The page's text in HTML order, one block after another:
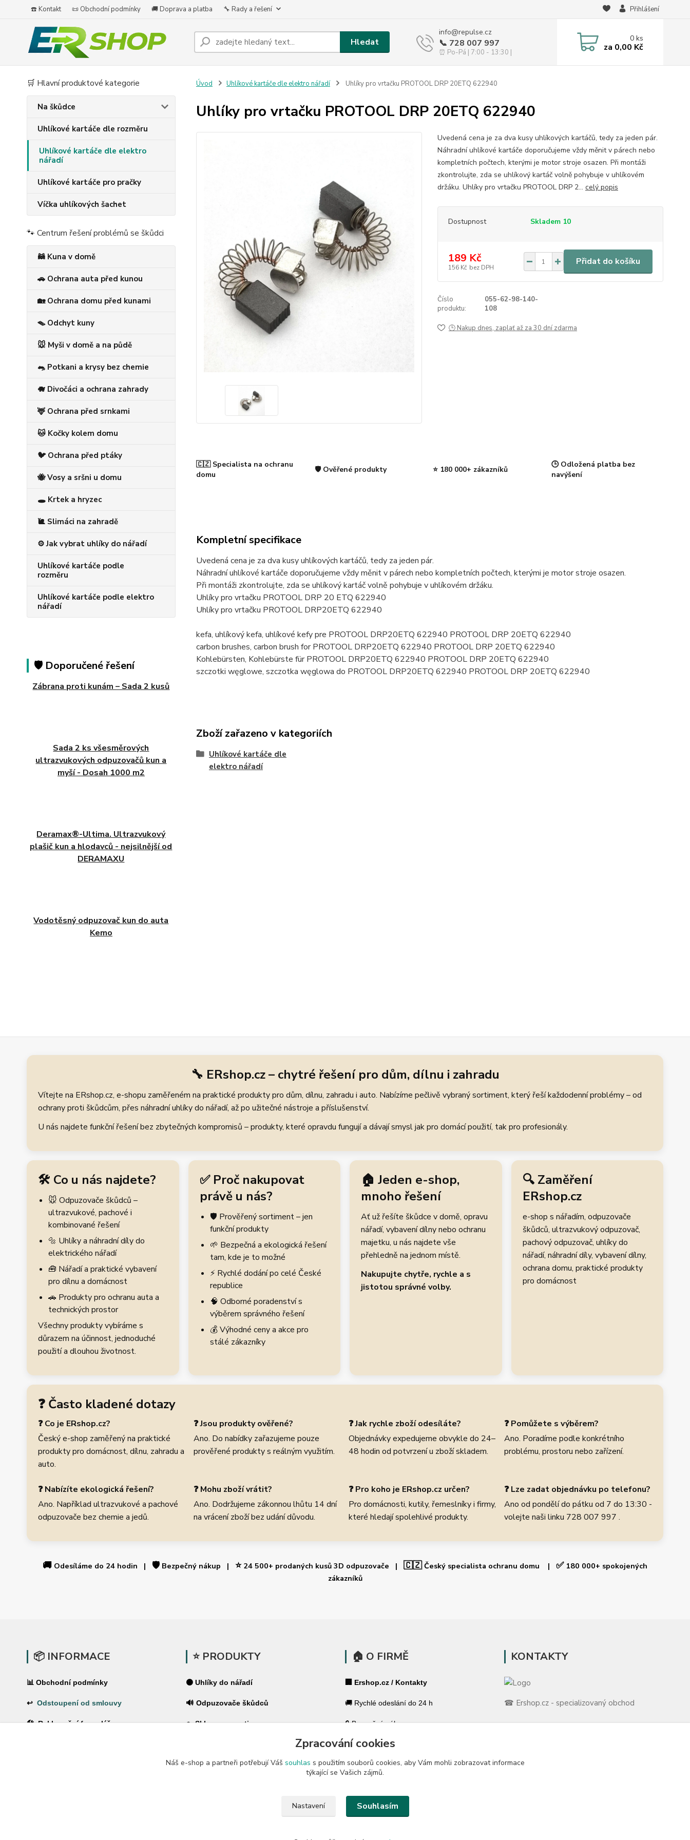
☎️ Kontakt 📜 Obchodní podmínky 🚚 Doprava a platba 🔧 Rady a řešení Přihlášení
Hledat
info@repulse.cz
📞 728 007 997
⏰ Po-Pá | 7:00 - 13:30 |
0ks
za 0,00 Kč
🛒 Hlavní produktové kategorie
Na škůdce
Uhlíkové kartáče dle rozměru
Uhlíkové kartáče dle elektro
nářadí
Uhlíkové kartáče pro pračky
Víčka uhlíkových šachet
🐾 Centrum řešení problémů se škůdci
🦝 Kuna v domě
🚗 Ochrana auta před kunou
🏡 Ochrana domu před kunami
🪤 Odchyt kuny
🐭 Myši v domě a na půdě
🐀 Potkani a krysy bez chemie
🐗 Divočáci a ochrana zahrady
🦌 Ochrana před srnkami
🐱 Kočky kolem domu
🐦 Ochrana před ptáky
🐝 Vosy a sršni u domu
🕳️ Krtek a hryzec
🐌 Slimáci na zahradě
⚙️ Jak vybrat uhlíky do nářadí
Uhlíkové kartáče podle
rozměru
Uhlíkové kartáče podle elektro
nářadí
🛡️ Doporučené řešení
Zábrana proti kunám – Sada 2 kusů
Sada 2 ks všesměrových
ultrazvukových odpuzovačů kun a
myší - Dosah 1000 m2
Deramax®-Ultima. Ultrazvukový
plašič kun a hlodavců - nejsilnější od
DERAMAXU
Vodotěsný odpuzovač kun do auta
Kemo
Úvod Uhlíkové kartáče dle elektro nářadí Uhlíky pro vrtačku PROTOOL DRP 20ETQ 622940
Uhlíky pro vrtačku PROTOOL DRP 20ETQ 622940
Uvedená cena je za dva kusy uhlíkových kartáčů, tedy za jeden pár.
Náhradní uhlíkové kartáče doporučujeme vždy měnit v párech nebo
kompletních počtech, kterými je motor stroje osazen. Při montáži
zkontrolujte, zda se uhlíkový kartáč volně pohybuje v uhlíkovém
držáku. Uhlíky pro vrtačku PROTOOL DRP 2... celý popis
Dostupnost Skladem 10
189 Kč
156 Kč bez DPH
Přidat do košíku
Číslo
produktu:
055-62-98-140-
108
🕒 Nakup dnes, zaplať až za 30 dní zdarma
🇨🇿 Specialista na ochranu
domu
🛡️ Ověřené produkty ⭐ 180 000+ zákazníků
🕒 Odložená platba bez
navýšení
Kompletní specifikace
Uvedená cena je za dva kusy uhlíkových kartáčů, tedy za jeden pár.
Náhradní uhlíkové kartáče doporučujeme vždy měnit v párech nebo kompletních počtech, kterými je motor stroje osazen.
Při montáži zkontrolujte, zda se uhlíkový kartáč volně pohybuje v uhlíkovém držáku.
Uhlíky pro vrtačku PROTOOL DRP 20 ETQ 622940
Uhlíky pro vrtačku PROTOOL DRP20ETQ 622940
kefa, uhlíkový kefa, uhlíkové kefy pre PROTOOL DRP20ETQ 622940 PROTOOL DRP 20ETQ 622940
carbon brushes, carbon brush for PROTOOL DRP20ETQ 622940 PROTOOL DRP 20ETQ 622940
Kohlebürsten, Kohlebürste für PROTOOL DRP20ETQ 622940 PROTOOL DRP 20ETQ 622940
szczotki węglowe, szczotka węglowa do PROTOOL DRP20ETQ 622940 PROTOOL DRP 20ETQ 622940
Zboží zařazeno v kategoriích
Uhlíkové kartáče dle
elektro nářadí
🔧 ERshop.cz – chytré řešení pro dům, dílnu i zahradu
Vítejte na ERshop.cz, e-shopu zaměřeném na praktické produkty pro dům, dílnu, zahradu i auto. Nabízíme pečlivě vybraný sortiment, který řeší každodenní problémy – od
ochrany proti škůdcům, přes náhradní uhlíky do nářadí, až po užitečné nástroje a příslušenství.
U nás najdete funkční řešení bez zbytečných kompromisů – produkty, které opravdu fungují a dávají smysl jak pro domácí použití, tak pro profesionály.
🛠️ Co u nás najdete?
🐭 Odpuzovače škůdců –
ultrazvukové, pachové i
kombinované řešení
🔩 Uhlíky a náhradní díly do
elektrického nářadí
🧰 Nářadí a praktické vybavení
pro dílnu a domácnost
🚗 Produkty pro ochranu auta a
technických prostor
Všechny produkty vybíráme s
důrazem na účinnost, jednoduché
použití a dlouhou životnost.
✅ Proč nakupovat
právě u nás?
🛡️ Prověřený sortiment – jen
funkční produkty
🌱 Bezpečná a ekologická řešení
tam, kde je to možné
⚡ Rychlé dodání po celé České
republice
🧠 Odborné poradenství s
výběrem správného řešení
💰 Výhodné ceny a akce pro
stálé zákazníky
🏠 Jeden e-shop,
mnoho řešení
Ať už řešíte škůdce v domě, opravu
nářadí, vybavení dílny nebo ochranu
majetku, u nás najdete vše
přehledně na jednom místě.
Nakupujte chytře, rychle a s
jistotou správné volby.
🔍 Zaměření
ERshop.cz
e-shop s nářadím, odpuzovače
škůdců, ultrazvukový odpuzovač,
pachový odpuzovač, uhlíky do
nářadí, náhradní díly, vybavení dílny,
ochrana domu, praktické produkty
pro domácnost
❓ Často kladené dotazy
❓ Co je ERshop.cz?
Český e-shop zaměřený na praktické
produkty pro domácnost, dílnu, zahradu a
auto.
❓ Jsou produkty ověřené?
Ano. Do nabídky zařazujeme pouze
prověřené produkty s reálným využitím.
❓ Jak rychle zboží odesíláte?
Objednávky expedujeme obvykle do 24–
48 hodin od potvrzení u zboží skladem.
❓ Pomůžete s výběrem?
Ano. Poradíme podle konkrétního
problému, prostoru nebo zařízení.
❓ Nabízíte ekologická řešení?
Ano. Například ultrazvukové a pachové
odpuzovače bez chemie a jedů.
❓ Mohu zboží vrátit?
Ano. Dodržujeme zákonnou lhůtu 14 dní
na vrácení zboží bez udání důvodu.
❓ Pro koho je ERshop.cz určen?
Pro domácnosti, kutily, řemeslníky i firmy,
které hledají spolehlivé produkty.
❓ Lze zadat objednávku po telefonu?
Ano od pondělí do pátku od 7 do 13:30 -
volejte naši linku 728 007 997 .
🚚 Odesíláme do 24 hodin | 🛡️ Bezpečný nákup | ⭐24 500+ prodaných kusů 3D odpuzovače | 🇨🇿Český specialista ochranu domu | ✅180 000+ spokojených
zákazníků
📦 INFORMACE
📊 Obchodní podmínky
↩ Odstoupení od smlouvy
🛠 Reklamační formulář
⭐ PRODUKTY
⚫ Uhlíky do nářadí
🔊 Odpuzovače škůdců
🪤 Sklopce a pasti
⚡ Elektrické ohradníky
🏠 O FIRMĚ
🏢 Ershop.cz / Kontakty
🚚 Rychlé odeslání do 24 h
🔒 Bezpečný nákup
⭐ 180 000+ spokojených zákazníků
🇨🇿 Český specialista pro váš dům
KONTAKTY
☎ Ershop.cz - specializovaný obchod
Zpracování cookies
Náš e-shop a partneři potřebují Váš souhlas s použitím souborů cookies, aby Vám mohli zobrazovat informace
týkající se Vašich zájmů.
Nastavení Souhlasím